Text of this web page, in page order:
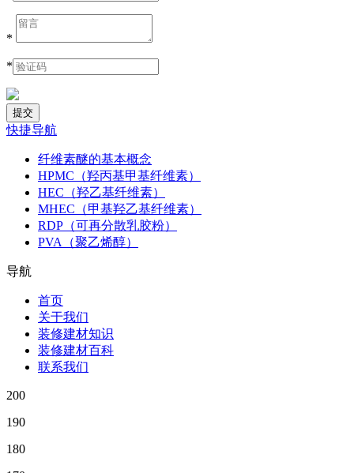
*
*
快捷导航
纤维素醚的基本概念
HPMC（羟丙基甲基纤维素）
HEC（羟乙基纤维素）
MHEC（甲基羟乙基纤维素）
RDP（可再分散乳胶粉）
PVA（聚乙烯醇）
导航
首页
关于我们
装修建材知识
装修建材百科
联系我们
200
190
180